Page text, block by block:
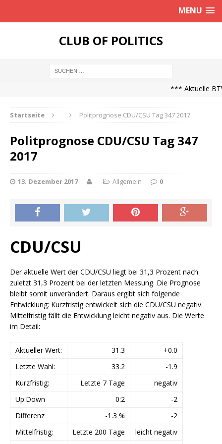
MENU
CLUB OF POLITICS
*** Aktuelle
Startseite Politprognose CDU/CSU Tag 347 2017
Politprognose CDU/CSU Tag 347
2017
13. Dezember 2017 Allgemein 0
CDU/CSU
Der aktuelle Wert der CDU/CSU liegt bei 31,3 Prozent nach
zuletzt 31,3 Prozent bei der letzten Messung. Die Prognose
bleibt somit unverändert. Daraus ergibt sich folgende
Entwicklung: Kurzfristig entwickelt sich die CDU/CSU negativ.
Mittelfristig fällt die Entwicklung leicht negativ aus. Die Werte
im Detail:
Aktueller Wert: 31.3
+0.0
Letzte Wahl:
33.2
-1.9
Kurzfristig:
Letzte 7 Tage
negativ
Up:Down
0:2
-2
Differenz
-1.3 %
-2
Mittelfristig:
Letzte 200 Tage
leicht negativ